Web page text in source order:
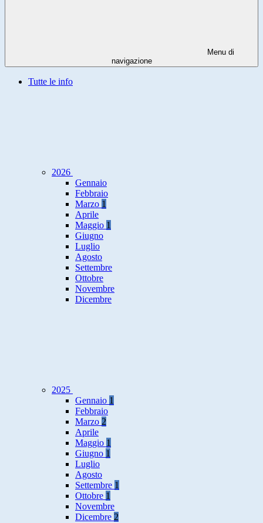
Menu di
navigazione
Tutte le info
2026
Gennaio
Febbraio
Marzo 1
Aprile
Maggio 1
Giugno
Luglio
Agosto
Settembre
Ottobre
Novembre
Dicembre
2025
Gennaio 1
Febbraio
Marzo 2
Aprile
Maggio 1
Giugno 1
Luglio
Agosto
Settembre 1
Ottobre 1
Novembre
Dicembre 2